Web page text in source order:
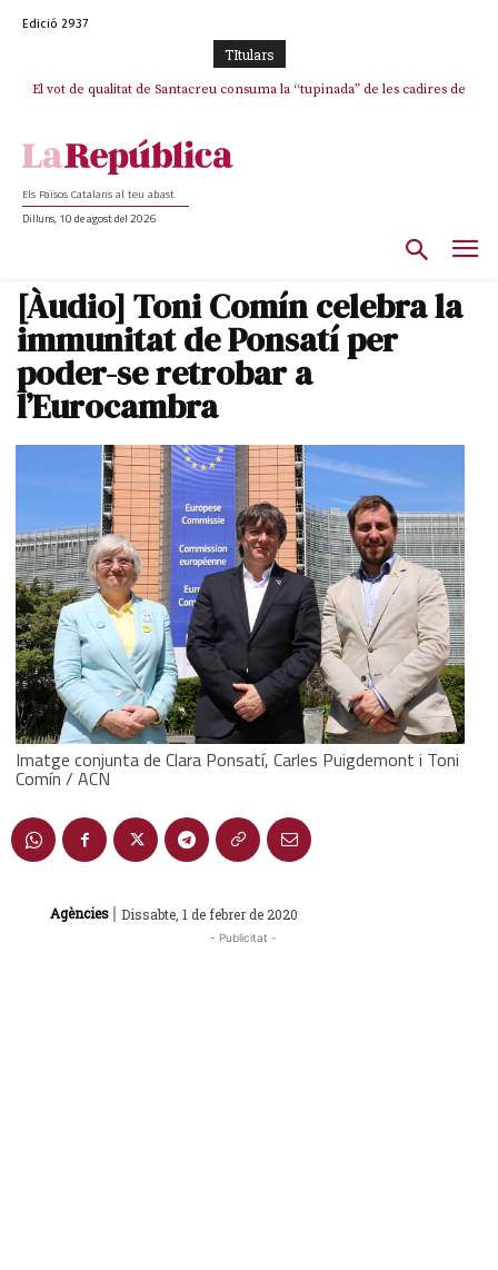
Edició 2937
TItulars
El vot de qualitat de Santacreu consuma la “tupinada” de les cadires de
La mentida de La Vanguardia: “Tres de cada quatre punts del pacte amb
Els Països Catalans al teu abast
Dilluns, 10 de agost del 2026
[Àudio] Toni Comín celebra la
immunitat de Ponsatí per
poder-se retrobar a
l’Eurocambra
Imatge conjunta de Clara Ponsatí, Carles Puigdemont i Toni
Comín / ACN
Agències | Dissabte, 1 de febrer de 2020
- Publicitat -